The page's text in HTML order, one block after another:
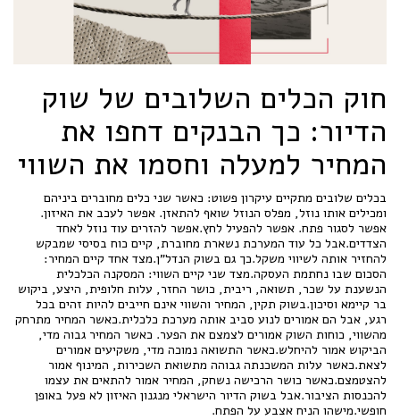
חוק הכלים השלובים של שוק
הדיור: כך הבנקים דחפו את
המחיר למעלה וחסמו את השווי
בכלים שלובים מתקיים עיקרון פשוט: כאשר שני כלים מחוברים ביניהם
ומכילים אותו נוזל, מפלס הנוזל שואף להתאזן. אפשר לעכב את האיזון.
אפשר לסגור פתח. אפשר להפעיל לחץ.אפשר להזרים עוד נוזל לאחד
הצדדים.אבל כל עוד המערכת נשארת מחוברת, קיים כוח בסיסי שמבקש
להחזיר אותה לשיווי משקל.כך גם בשוק הנדל"ן.מצד אחד קיים המחיר:
הסכום שבו נחתמת העסקה.מצד שני קיים השווי: המסקנה הכלכלית
הנשענת על שכר, תשואה, ריבית, כושר החזר, עלות חלופית, היצע, ביקוש
בר קיימא וסיכון.בשוק תקין, המחיר והשווי אינם חייבים להיות זהים בכל
רגע, אבל הם אמורים לנוע סביב אותה מערכת כלכלית.כאשר המחיר מתרחק
מהשווי, כוחות השוק אמורים לצמצם את הפער. כאשר המחיר גבוה מדי,
הביקוש אמור להיחלש.כאשר התשואה נמוכה מדי, משקיעים אמורים
לצאת.כאשר עלות המשכנתה גבוהה מתשואת השכירות, המינוף אמור
להצטמצם.כאשר כושר הרכישה נשחק, המחיר אמור להתאים את עצמו
להכנסות הציבור.אבל בשוק הדיור הישראלי מנגנון האיזון לא פעל באופן
חופשי.מישהו הניח אצבע על הפתח.